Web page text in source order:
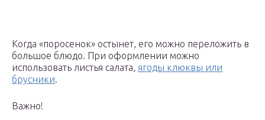
Когда «поросенок» остынет, его можно переложить в
большое блюдо. При оформлении можно
использовать листья салата, ягоды клюквы или
брусники.
Важно!